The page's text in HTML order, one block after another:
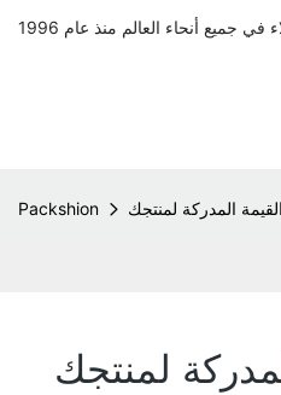
Packshion المدركة لمنتجك
لمنتجك